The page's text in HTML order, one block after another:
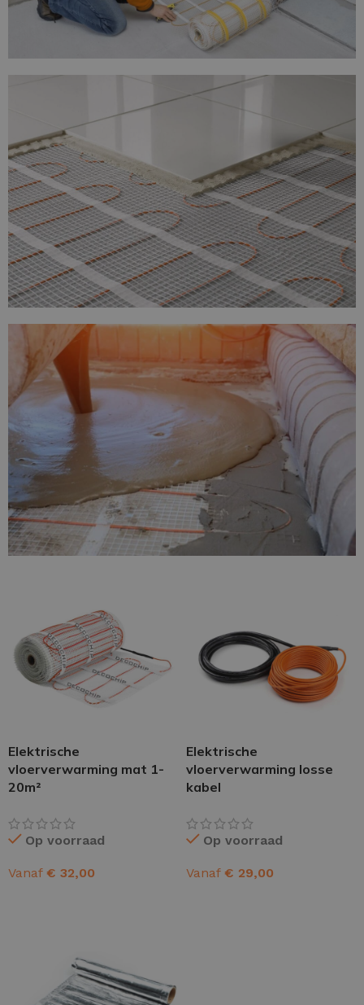
Elektrische
vloerverwarming mat 1-
20m²
Op voorraad
Vanaf € 32,00
Elektrische
vloerverwarming losse
kabel
Op voorraad
Vanaf € 29,00